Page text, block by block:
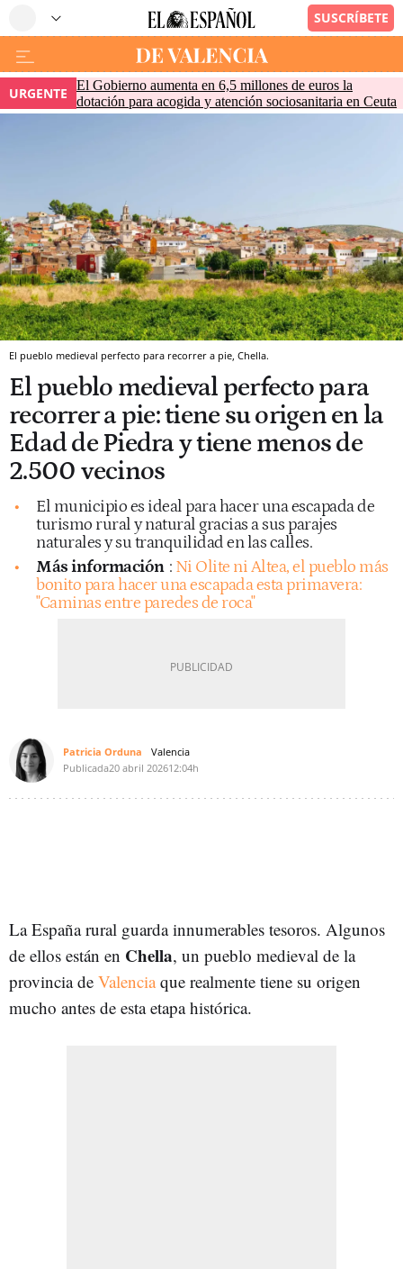
URGENTE
El Gobierno aumenta en 6,5 millones de euros la
dotación para acogida y atención sociosanitaria en Ceuta
El pueblo medieval perfecto para recorrer a pie, Chella.
El pueblo medieval perfecto para
recorrer a pie: tiene su origen en la
Edad de Piedra y tiene menos de
2.500 vecinos
El municipio es ideal para hacer una escapada de
turismo rural y natural gracias a sus parajes
naturales y su tranquilidad en las calles.
Más información : Ni Olite ni Altea, el pueblo más
bonito para hacer una escapada esta primavera:
"Caminas entre paredes de roca"
Patricia Orduna
Valencia
Publicada20 abril 202612:04h
La España rural guarda innumerables tesoros. Algunos
de ellos están en Chella, un pueblo medieval de la
provincia de Valenciaque realmente tiene su origen
mucho antes de esta etapa histórica.